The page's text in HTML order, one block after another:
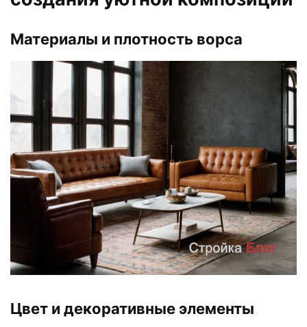
Материалы и плотность ворса
Цвет и декоративные элементы